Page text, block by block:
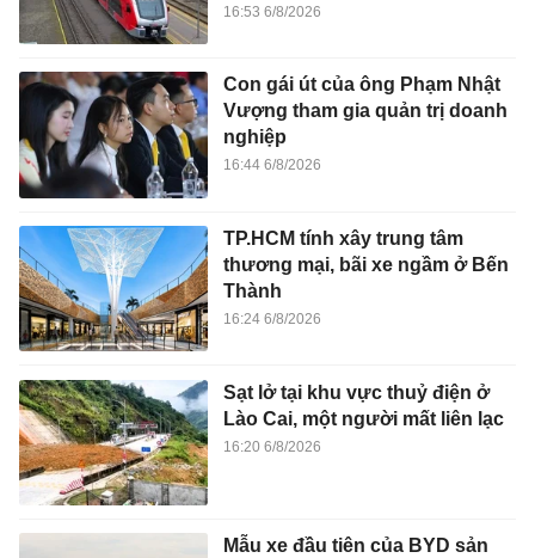
16:53 6/8/2026
Con gái út của ông Phạm Nhật
Vượng tham gia quản trị doanh
nghiệp
16:44 6/8/2026
TP.HCM tính xây trung tâm
thương mại, bãi xe ngầm ở Bến
Thành
16:24 6/8/2026
Sạt lở tại khu vực thuỷ điện ở
Lào Cai, một người mất liên lạc
16:20 6/8/2026
Mẫu xe đầu tiên của BYD sản